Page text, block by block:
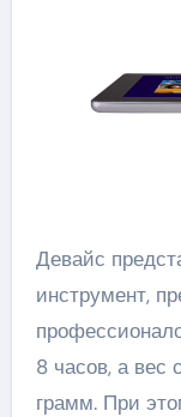
Девайс
инструмент,
8 часов, а вес
грамм. При